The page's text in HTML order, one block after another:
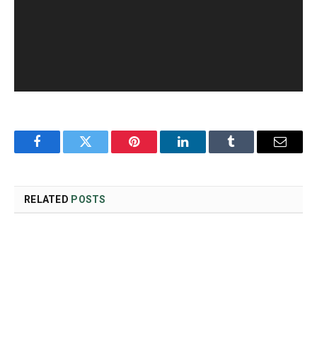
FacebookTwitter Pinterest LinkedInTumblr Email
RELATED POSTS